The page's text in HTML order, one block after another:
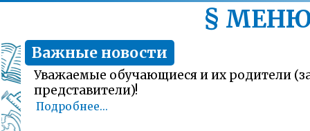
§
Важные новости
Уважаемые обучающиеся и их родители
представители)!
Подробнее...